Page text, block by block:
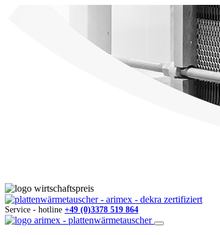
Service - hotline +49 (0)3378 519 864